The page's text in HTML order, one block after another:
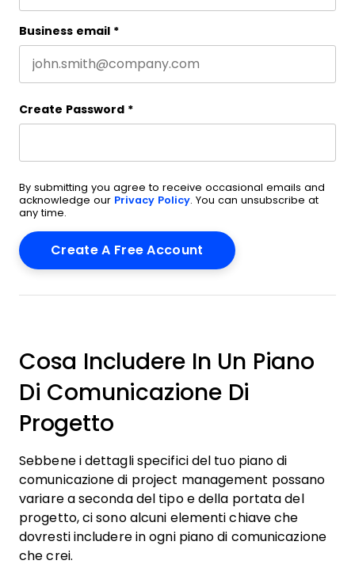
Business email *
Create Password *
By submitting you agree to receive occasional emails and
acknowledge our Privacy Policy. You can unsubscribe at
any time.
Cosa Includere In Un Piano
Di Comunicazione Di
Progetto
Sebbene i dettagli specifici del tuo piano di
comunicazione di project management possano
variare a seconda del tipo e della portata del
progetto, ci sono alcuni elementi chiave che
dovresti includere in ogni piano di comunicazione
che crei.